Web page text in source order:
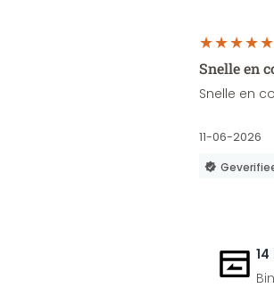
Snelle en
Snelle en
11-06-2026
14